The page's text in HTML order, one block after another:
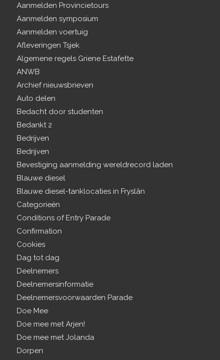
Aanmelden Provincietours
Aanmelden symposium
Aanmelden voertuig
Afleveringen Tsjek
Algemene regels Griene Estafette
ANWB
Archief nieuwsbrieven
Auto delen
Bedacht door studenten
Bedankt 2
Bedrijven
Bedrijven
Bevestiging aanmelding wereldrecord laden
Blauwe diesel
Blauwe diesel-tanklocaties in Fryslân
Categorieën
Conditions of Entry Parade
Confirmation
Cookies
Dag tot dag
Deelnemers
Deelnemersinformatie
Deelnemersvoorwaarden Parade
Doe Mee
Doe mee met Arjen!
Doe mee met Jolanda
Dorpen